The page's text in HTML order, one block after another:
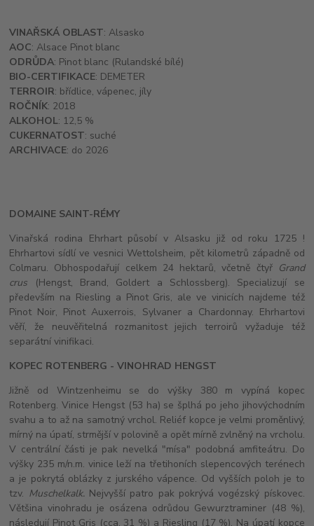
VINAŘSKÁ OBLAST: Alsasko
AOC: Alsace Pinot blanc
ODRŮDA: Pinot blanc (Rulandské bílé)
BIO-CERTIFIKACE: DEMETER
TERROIR: břídlice, vápenec, jíly
ROČNÍK: 2018
ALKOHOL: 12,5 %
CUKERNATOST: suché
ARCHIVACE: do 2026
DOMAINE SAINT-RÉMY
Vinařská rodina Ehrhart působí v Alsasku již od roku 1725 !
Ehrhartovi sídlí ve vesnici Wettolsheim, pět kilometrů západně od
Colmaru. Obhospodařují celkem 24 hektarů, včetně čtyř Grand
crus (Hengst, Brand, Goldert a Schlossberg). Specializují se
především na Riesling a Pinot Gris, ale ve vinicích najdeme též
Pinot Noir, Pinot Auxerrois, Sylvaner a Chardonnay. Ehrhartovi
věří, že neuvěřitelná rozmanitost jejich terroirů vyžaduje též
separátní vinifikaci.
KOPEC ROTENBERG - VINOHRAD HENGST
Jižně od Wintzenheimu se do výšky 380 m vypíná kopec
Rotenberg. Vinice Hengst (53 ha) se šplhá po jeho jihovýchodním
svahu a to až na samotný vrchol. Reliéf kopce je velmi proměnlivý,
mírný na úpatí, strmější v polovině a opět mírně zvlněný na vrcholu.
V centrální části je pak nevelká "mísa" podobná amfiteátru. Do
výšky 235 m/n.m. vinice leží na třetihoních slepencových terénech
a je pokrytá oblázky z jurského vápence. Od vyšších poloh je to
tzv. Muschelkalk.Nejvyšší patro pak pokrývá vogézský pískovec.
Většina vinohradu je osázena odrůdou Gewurztraminer (48 %),
následují Pinot Gris (cca. 31 %) a Riesling (17 %). Na úpatí kopce